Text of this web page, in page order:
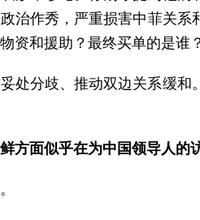
治作秀，严重损害中菲关
资和援助？最终买单的是谁
处分歧、推动双边关系缓
方面似乎在为中国领导人的